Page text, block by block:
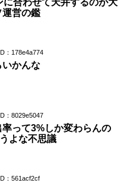
合わせて天井するのが大
営の鑑
：178e4a774
かんな
：8029e5047
って3%しか変わらんの
よな不思議
：561acf2cf